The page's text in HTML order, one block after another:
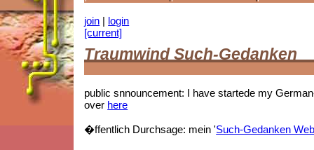
join | login
[current]
Traumwind Such-Gedanken
public snnouncement: I have startede my
over here
�ffentlich Durchsage: mein 'Such-Gedanken